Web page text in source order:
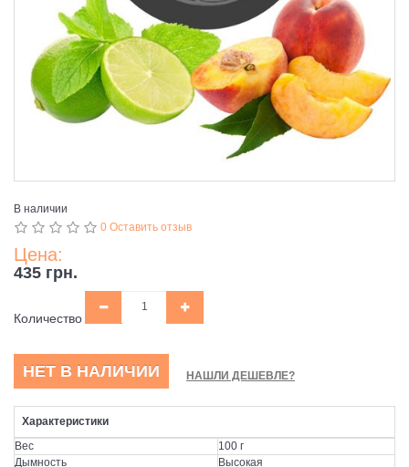
В наличии
0 Оставить отзыв
Цена:
435 грн.
Количество
НЕТ В НАЛИЧИИ НАШЛИ ДЕШЕВЛЕ?
Характеристики
Вес
100 г
Дымность
Высокая